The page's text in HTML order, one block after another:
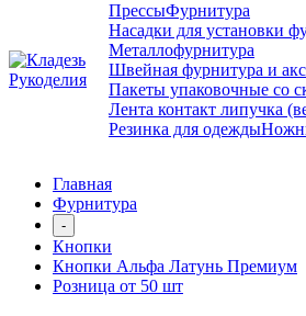
ПрессыФурнитура
Насадки для установки
Металлофурнитура
Швейная фурнитура и
Пакеты упаковочные со
Лента контакт липучка
Резинка для одежды
Главная
Фурнитура
-
Кнопки
Кнопки Альфа Латунь Премиум
Розница от 50 шт